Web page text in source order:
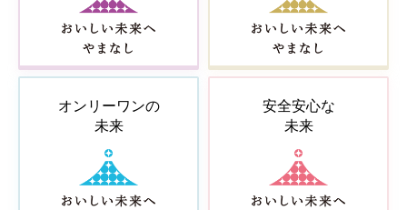
オンリーワンの
未来
安全安心な
未来